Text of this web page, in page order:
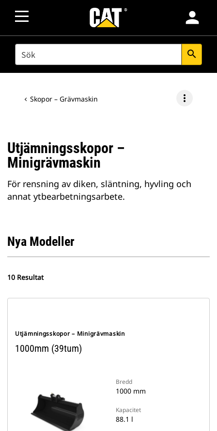
person
SEARCH search
Skopor – Grävmaskin more_vert
Utjämningsskopor –
Minigrävmaskin
För rensning av diken, släntning, hyvling och
annat ytbearbetningsarbete.
Nya Modeller
10 Resultat
Utjämningsskopor – Minigrävmaskin
1000mm (39tum)
Bredd
1000 mm
Kapacitet
88.1 l